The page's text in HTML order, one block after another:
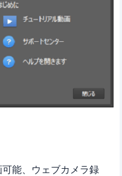
能、ウェブカメラ録